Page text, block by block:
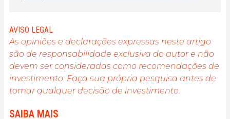
tous, et je crois fermement que Bitcoin est l'outil
qui peut rendre cela possible.
AVISO LEGAL
As opiniões e declarações expressas neste artigo
são de responsabilidade exclusiva do autor e não
devem ser consideradas como recomendações de
investimento. Faça sua própria pesquisa antes de
tomar qualquer decisão de investimento.
SAIBA MAIS